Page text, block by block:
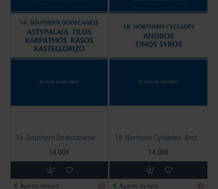
14.00€
Άμεση αγορά
14.00€
Άμεση αγορά